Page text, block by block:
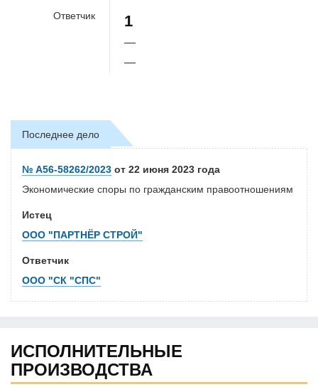
Ответчик 1
—
—
Последнее дело
№ А56-58262/2023 от 22 июня 2023 года
Экономические споры по гражданским правоотношениям
Истец
ООО "ПАРТНЁР СТРОЙ"
Ответчик
ООО "СК "СПС"
ИСПОЛНИТЕЛЬНЫЕ
ПРОИЗВОДСТВА